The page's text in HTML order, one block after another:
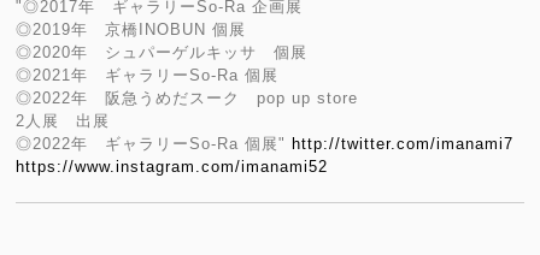
"◎2017年 ギャラリーSo-Ra 企画展
◎2019年 京橋INOBUN 個展
◎2020年 シュパーゲルキッサ 個展
◎2021年 ギャラリーSo-Ra 個展
◎2022年 阪急うめだスーク pop up store
2人展 出展
◎2022年 ギャラリーSo-Ra 個展" http://twitter.com/imanami7
https://www.instagram.com/imanami52